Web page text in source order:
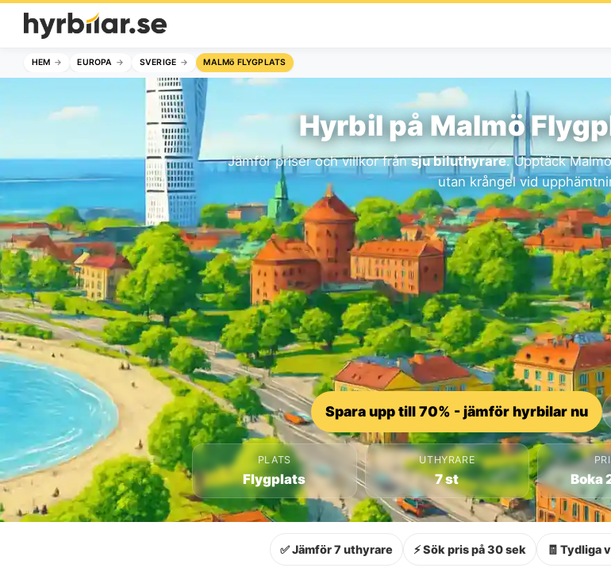
HEM EUROPA SVERIGE MALMö FLYGPLATS
Hyrbil på Malmö
Jämför priser och villkor frånsju biluthyrare. Upptäck
utan krångel vid
Spara upp till 70% - jämför hyrbilar nu
PLATS
Flygplats
UTHYRARE
7 st Boka
✅ Jämför 7 uthyrare ⚡ Sök pris på 30 sek 🧾 Tydliga